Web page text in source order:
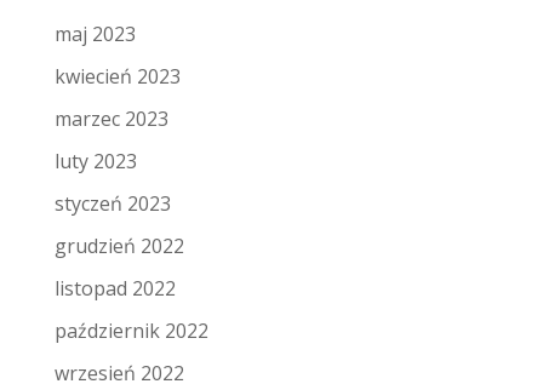
maj 2023
kwiecień 2023
marzec 2023
luty 2023
styczeń 2023
grudzień 2022
listopad 2022
październik 2022
wrzesień 2022